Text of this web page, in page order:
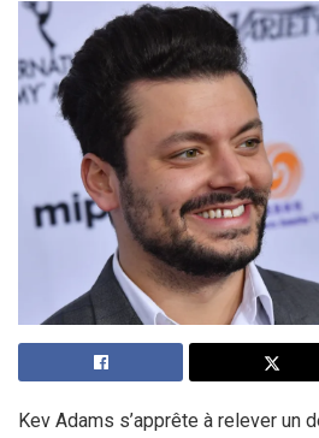
Kev Adams s’apprête à relever un